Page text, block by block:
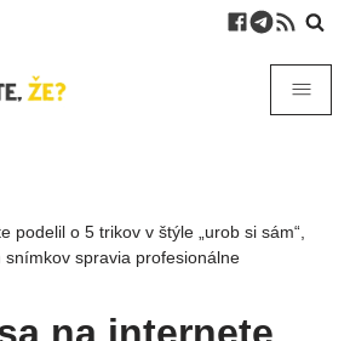
podelil o 5 trikov v štýle „urob si sám“,
snímkov spravia profesionálne